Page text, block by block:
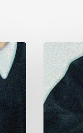
L’ACLC
témoigne
devant
le
Sénat
au
sujet